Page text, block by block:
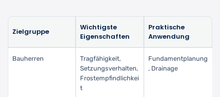
Zielgruppe
Wichtigste
Eigenschaften
Praktische
Anwendung
Bauherren
Tragfähigkeit,
Setzungsverhalten,
Frostempfindlichkei
t
Fundamentplanung
, Drainage